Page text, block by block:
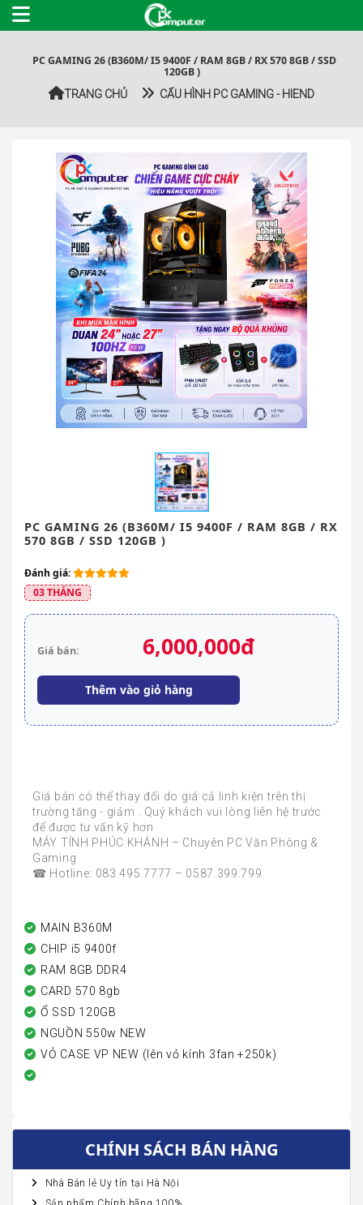
PC GAMING 26 (B360M/ I5 9400F / RAM 8GB / RX 570 8GB / SSD
120GB )
TRANG CHỦ CẤU HÌNH PC GAMING - HIEND
PC GAMING 26 (B360M/ I5 9400F / RAM 8GB / RX
570 8GB / SSD 120GB )
Đánh giá:
03 THÁNG
Giá bán: 6,000,000đ
Thêm vào giỏ hàng
Giá bán có thể thay đổi do giá cả linh kiện trên thị
trường tăng - giảm . Quý khách vui lòng liên hệ trước
để được tư vấn kỹ hơn
MÁY TÍNH PHÚC KHÁNH – Chuyên PC Văn Phòng &
Gaming
☎ Hotline: 083.495.7777 – 0587.399.799
MAIN B360M
CHIP i5 9400f
RAM 8GB DDR4
CARD 570 8gb
Ổ SSD 120GB
NGUỒN 550w NEW
VỎ CASE VP NEW (lên vỏ kính 3fan +250k)
CHÍNH SÁCH BÁN HÀNG
Nhà Bán lẻ Uy tín tại Hà Nội